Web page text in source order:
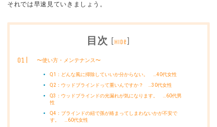
それでは早速見ていきましょう。
目次 [hide]
〜使い方・メンテナンス〜
Q1：どんな風に掃除していいか分からない。 …40代女性
Q2：ウッドブラインドって重いんですか？ …30代女性
Q3：ウッドブラインドの光漏れが気になります。 …60代男
性
Q4：ブラインドの紐で孫が絡まってしまわないかが不安で
す。 …60代女性